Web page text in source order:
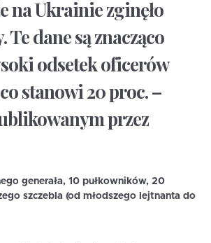
na Ukrainie zginęło
Te dane są znacząco
odsetek oficerów
stanowi 20 proc. –
przez
generała, 10 pułkowników, 20
szczebla (od młodszego lejtnanta do